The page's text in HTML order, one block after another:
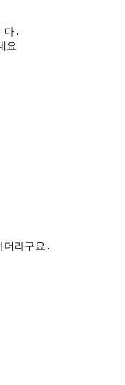
다.
요
라구요.